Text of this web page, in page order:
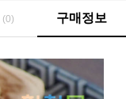
(0) 구매정보